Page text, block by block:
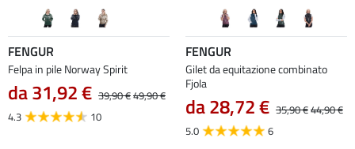
FENGUR
Felpa in pile Norway Spirit
da 31,92 € 39,90 €49,90 €
4.3
10
FENGUR
Gilet da equitazione combinato
Fjola
da 28,72 € 35,90 €44,90 €
5.0
6